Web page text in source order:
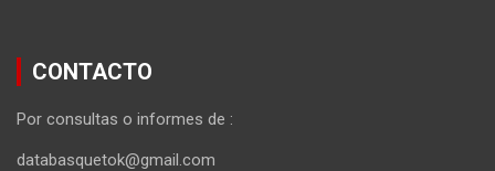
CONTACTO
Por consultas o informes de :
databasquetok@gmail.com